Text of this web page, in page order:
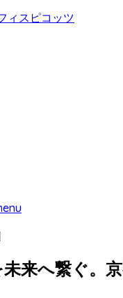
来へ繋ぐ。